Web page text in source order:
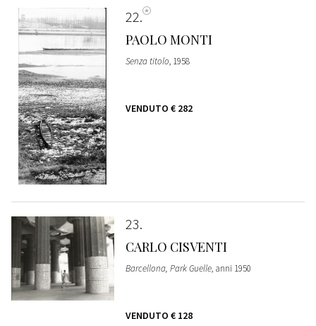
22
PAOLO MONTI
Senza titolo, 1958
VENDUTO € 282
23
CARLO CISVENTI
Barcellona, Park Guelle, anni 1950
VENDUTO € 128